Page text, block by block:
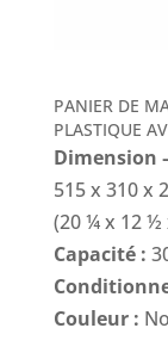
PANIER DE
PLASTIQUE
Dimension
515 x 310 x
(20 ¼ x 12 ½
Capacité :
Couleur :